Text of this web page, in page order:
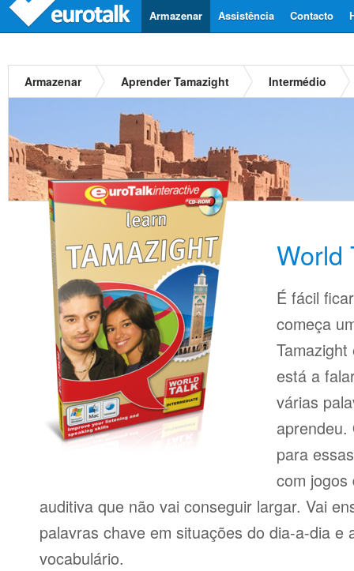
Contacto
Assistência
Armazenar
Armazenar Aprender Tamazight Intermédio
World
É fácil
começa
está a
várias
aprendeu.
para
com jogos
auditiva que não vai conseguir largar. Vai
palavras chave em situações do dia-a-dia e
vocabulário.